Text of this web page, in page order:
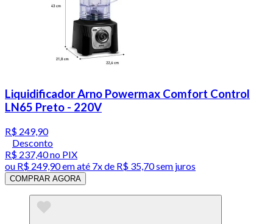
Liquidificador Arno Powermax Comfort Control
LN65 Preto - 220V
R$ 249,90
Desconto
R$ 237,40no PIX
ou R$ 249,90em até 7x de R$ 35,70 sem juros
COMPRAR AGORA